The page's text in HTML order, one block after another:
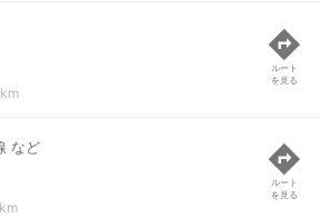
ルート
を見る
など
ルート
を見る